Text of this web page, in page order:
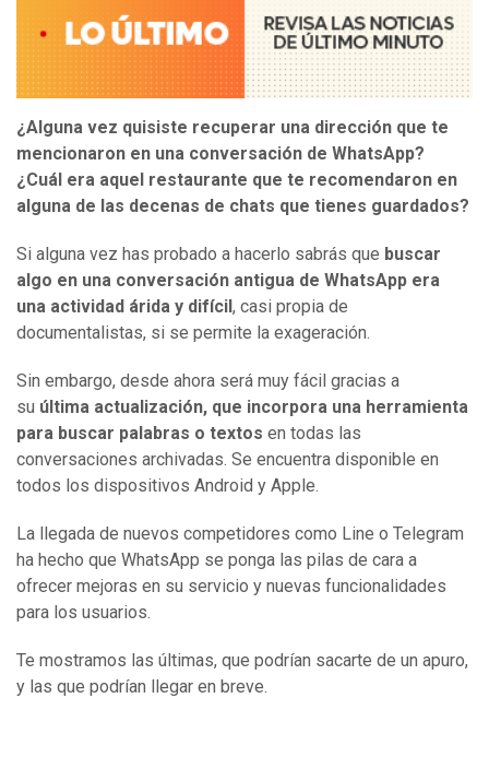
¿Alguna vez quisiste recuperar una dirección que te
mencionaron en una conversación de WhatsApp?
¿Cuál era aquel restaurante que te recomendaron en
alguna de las decenas de chats que tienes guardados?
Si alguna vez has probado a hacerlo sabrás que buscar
algo en una conversación antigua de WhatsApp era
una actividad árida y difícil , casi propia de
documentalistas, si se permite la exageración.
Sin embargo, desde ahora será muy fácil gracias a
su última actualización, que incorpora una herramienta
para buscar palabras o textos en todas las
conversaciones archivadas. Se encuentra disponible en
todos los dispositivos Android y Apple.
La llegada de nuevos competidores como Line o Telegram
ha hecho que WhatsApp se ponga las pilas de cara a
ofrecer mejoras en su servicio y nuevas funcionalidades
para los usuarios.
Te mostramos las últimas, que podrían sacarte de un apuro,
y las que podrían llegar en breve.